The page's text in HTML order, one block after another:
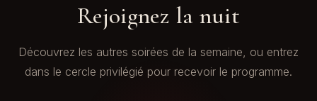
Rejoignez la nuit
Découvrez les autres soirées de la semaine, ou entrez
dans le cercle privilégié pour recevoir le programme.